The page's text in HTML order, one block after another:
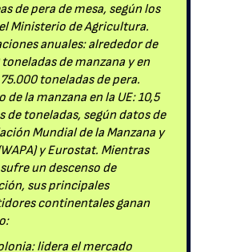
de pera de mesa, según los
Ministerio de Agricultura.
anuales: alrededor de
toneladas de manzana y en
toneladas de pera.
de la manzana en la UE: 10,5
de toneladas, según datos de
Mundial de la Manzana y
y Eurostat. Mientras
un descenso de
sus principales
continentales ganan
lidera el mercado